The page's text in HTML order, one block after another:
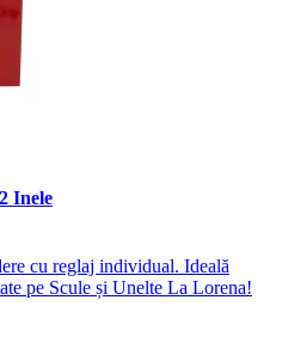
Inele
cu reglaj individual. Ideală
pe Scule și Unelte La Lorena!